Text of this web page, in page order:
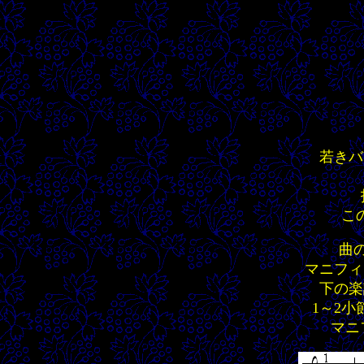
若き
こ
曲
マニフ
下の
1～2小
マニ